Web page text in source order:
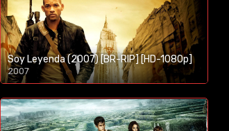
Soy Leyenda (2007) [BR-RIP] [HD-1080p]
2007
1080p/720p